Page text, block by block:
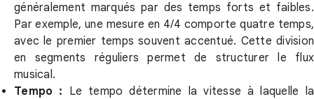
généralement marqués par des temps forts et faibles.
Par exemple, une mesure en 4/4 comporte quatre temps,
avec le premier temps souvent accentué. Cette division
en segments réguliers permet de structurer le flux
musical.
Tempo : Le tempo détermine la vitesse à laquelle la